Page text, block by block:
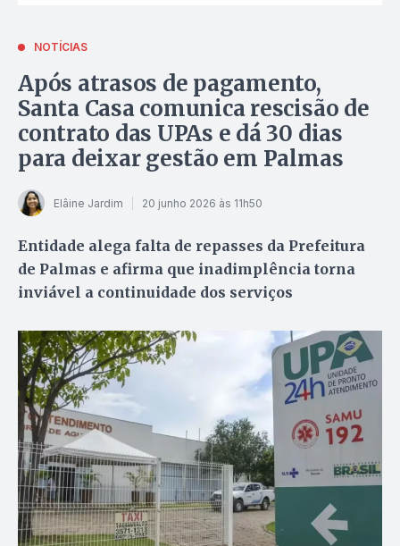
NOTÍCIAS
Após atrasos de pagamento,
Santa Casa comunica rescisão de
contrato das UPAs e dá 30 dias
para deixar gestão em Palmas
Elâine Jardim 20 junho 2026 às 11h50
Entidade alega falta de repasses da Prefeitura
de Palmas e afirma que inadimplência torna
inviável a continuidade dos serviços